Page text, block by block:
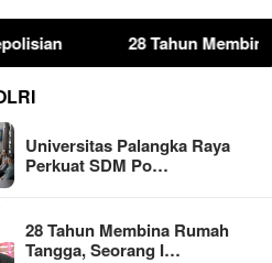
Tahun Membina Rumah
Universitas Palangka Raya
Perkuat SDM Po…
28 Tahun Membina Rumah
Tangga, Seorang I…